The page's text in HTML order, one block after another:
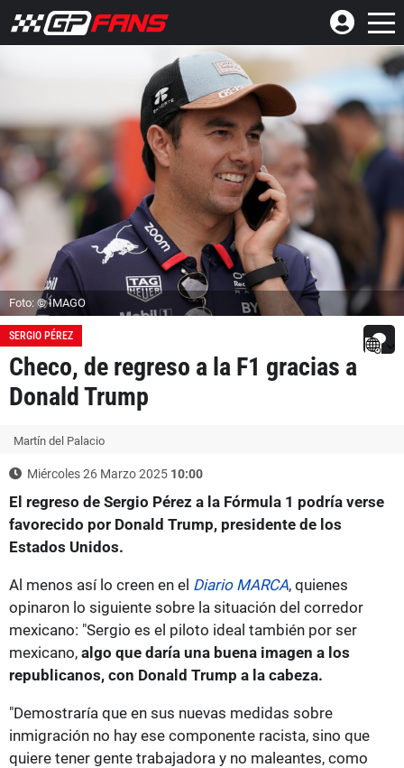
Foto: © IMAGO
SERGIO PÉREZ
Checo, de regreso a la F1 gracias a
Donald Trump
Martín del Palacio
Miércoles 26 Marzo 2025 10:00
El regreso de Sergio Pérez a la Fórmula 1 podría verse
favorecido por Donald Trump, presidente de los
Estados Unidos.
Al menos así lo creen en el Diario MARCA, quienes
opinaron lo siguiente sobre la situación del corredor
mexicano: "Sergio es el piloto ideal también por ser
mexicano, algo que daría una buena imagen a los
republicanos, con Donald Trump a la cabeza.
"Demostraría que en sus nuevas medidas sobre
inmigración no hay ese componente racista, sino que
quiere tener gente trabajadora y no maleantes, como